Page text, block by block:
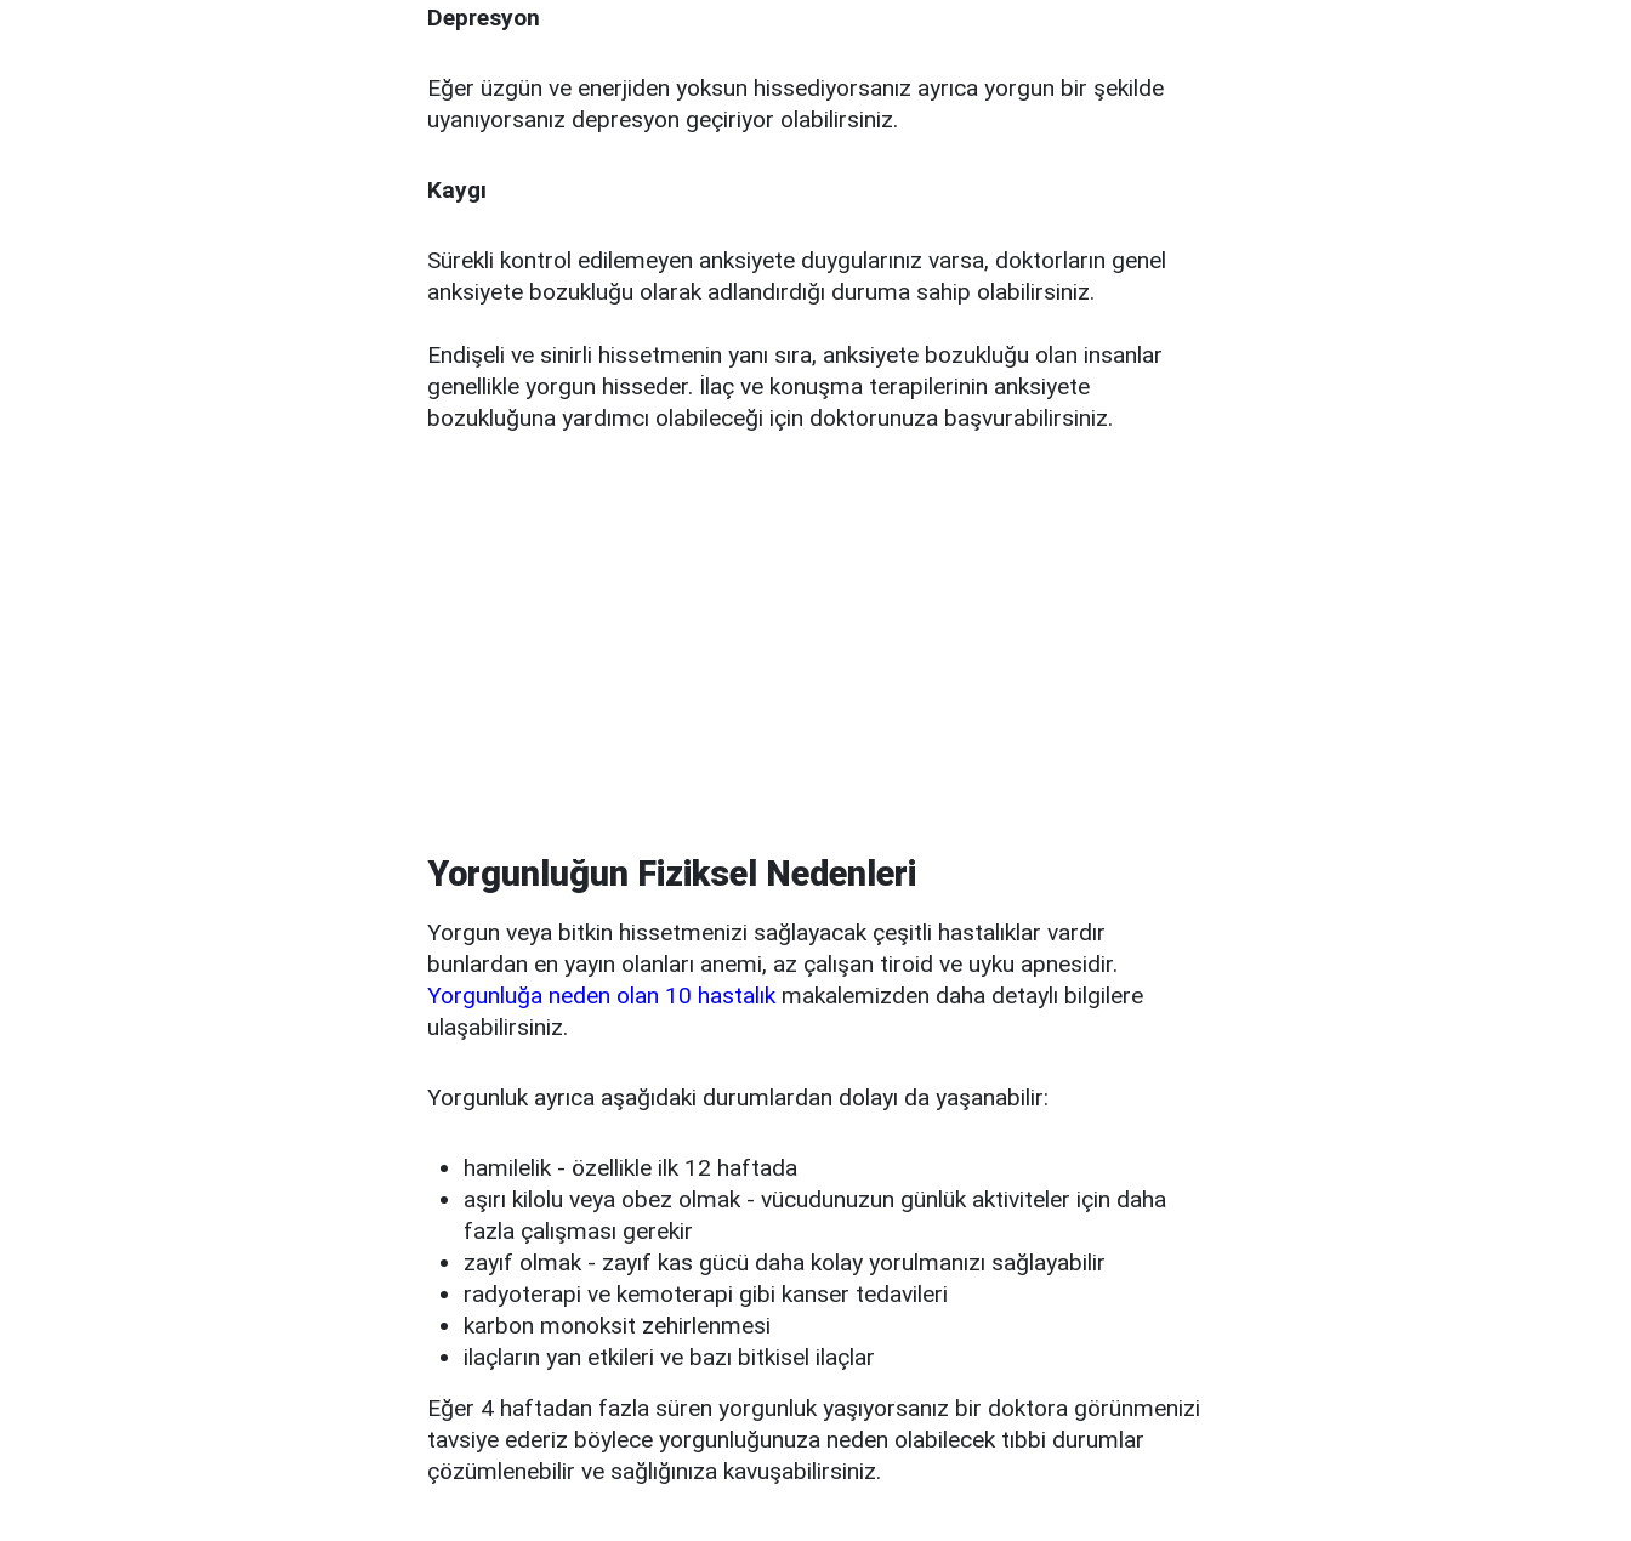
Depresyon
Eğer üzgün ve enerjiden yoksun hissediyorsanız ayrıca yorgun bir şekilde
uyanıyorsanız depresyon geçiriyor olabilirsiniz.
Kaygı
Sürekli kontrol edilemeyen anksiyete duygularınız varsa, doktorların genel
anksiyete bozukluğu olarak adlandırdığı duruma sahip olabilirsiniz.
Endişeli ve sinirli hissetmenin yanı sıra, anksiyete bozukluğu olan insanlar
genellikle yorgun hisseder. İlaç ve konuşma terapilerinin anksiyete
bozukluğuna yardımcı olabileceği için doktorunuza başvurabilirsiniz.
Yorgunluğun Fiziksel Nedenleri
Yorgun veya bitkin hissetmenizi sağlayacak çeşitli hastalıklar vardır
bunlardan en yayın olanları anemi, az çalışan tiroid ve uyku apnesidir.
Yorgunluğa neden olan 10 hastalıkmakalemizden daha detaylı bilgilere
ulaşabilirsiniz.
Yorgunluk ayrıca aşağıdaki durumlardan dolayı da yaşanabilir:
hamilelik - özellikle ilk 12 haftada
aşırı kilolu veya obez olmak - vücudunuzun günlük aktiviteler için daha
fazla çalışması gerekir
zayıf olmak - zayıf kas gücü daha kolay yorulmanızı sağlayabilir
radyoterapi ve kemoterapi gibi kanser tedavileri
karbon monoksit zehirlenmesi
ilaçların yan etkileri ve bazı bitkisel ilaçlar
Eğer 4 haftadan fazla süren yorgunluk yaşıyorsanız bir doktora görünmenizi
tavsiye ederiz böylece yorgunluğunuza neden olabilecek tıbbi durumlar
çözümlenebilir ve sağlığınıza kavuşabilirsiniz.